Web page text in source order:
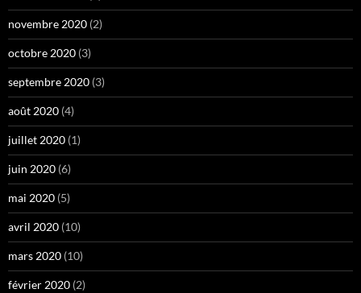
novembre 2020 (2)
octobre 2020 (3)
septembre 2020 (3)
août 2020 (4)
juillet 2020 (1)
juin 2020 (6)
mai 2020 (5)
avril 2020 (10)
mars 2020 (10)
février 2020 (2)